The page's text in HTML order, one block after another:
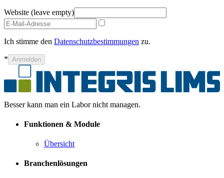
Website (leave empty)
Ich stimme den Datenschutzbestimmungen zu.
* Anmelden
Besser kann man ein Labor nicht managen.
Funktionen & Module
Übersicht
Branchenlösungen